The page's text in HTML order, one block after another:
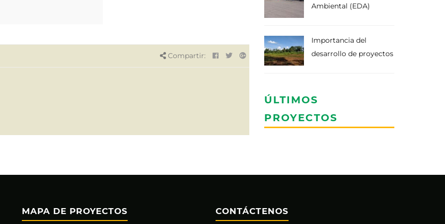
Compartir:
Ambiental (EDA)
Importancia del
desarrollo de proyectos
ÚLTIMOS
PROYECTOS
MAPA DE PROYECTOS CONTÁCTENOS